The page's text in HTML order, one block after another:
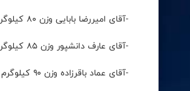
-آقای امیررضا بابایی وزن ۸۰ کیلوگرم
-آقای عارف دانشپور وزن ۸۵ کیلوگرم
-آقای عماد باقرزاده وزن ۹۰ کیلوگرم